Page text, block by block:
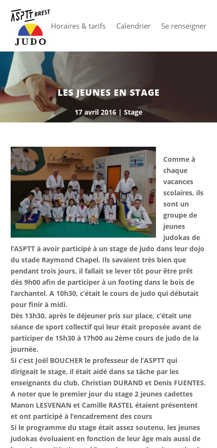
Horaires & tarifs Calendrier Se renseigner
LES JEUNES EN STAGE
17 avril 2016 | Stage
Comme à
chaque
vacances
scolaires, ils
sont un
groupe de
jeunes
judokas de
l’ASPTT à avoir participé à un stage de judo dans leur dojo
du stade Raymond Chapel. Ils savaient très bien que
pendant trois jours, il fallait se lever tôt pour être prêt
dès 9h00 afin de participer à un footing dans le bois de
l’archantel. A 10h30, c’était le cours de judo qui débutait
pour finir à midi.
Dès 13h30, après le déjeuner pris sur place, c’était une
séance de sport collectif qui leur était proposée avant de
participer de 15h30 à 17h00 au 2ème cours de judo de la
journée.
Si c’est Joël BOUCHER le professeur de l’ASPTT qui
dirigeait le stage, il était aidé dans sa tâche par les
enseignants du club, Christian DURAND et Denis FUENTES.
A noter que le premier jour du stage 2 jeunes cadettes
Manon LESVENAN et Camille RASTEL étaient présentent
et ont participé à l’encadrement des cours
Si le programme du stage était assez soutenu, les jeunes
judokas évoluaient en fonction de leur âge mais aussi de